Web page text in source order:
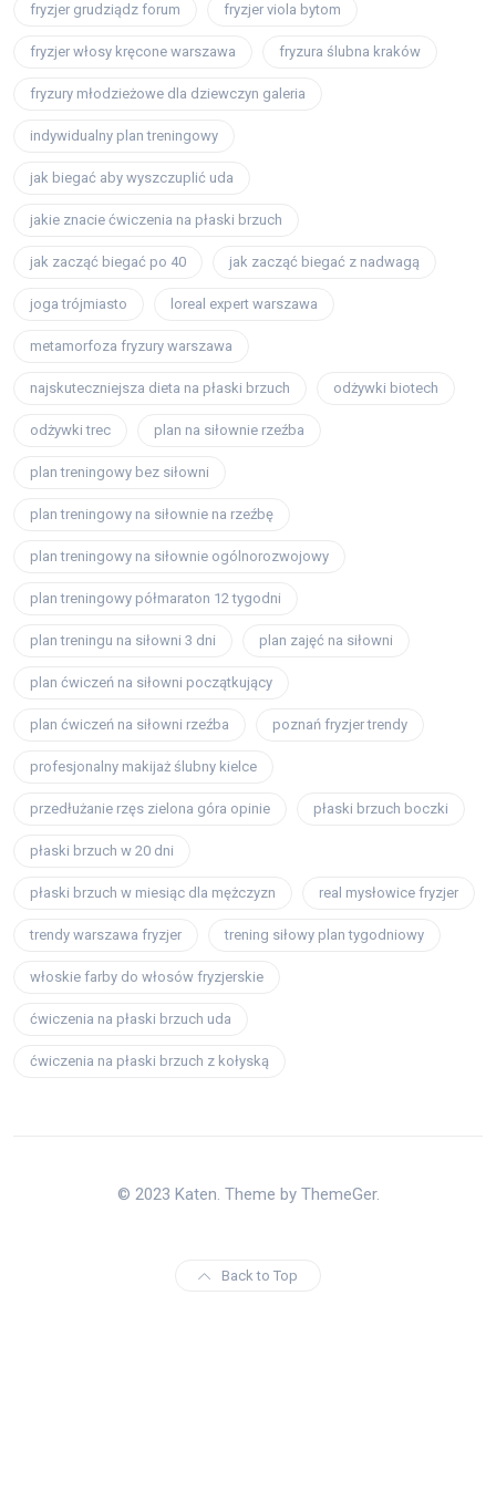
fryzjer grudziądz forum fryzjer viola bytom
fryzjer włosy kręcone warszawa fryzura ślubna kraków
fryzury młodzieżowe dla dziewczyn galeria
indywidualny plan treningowy
jak biegać aby wyszczuplić uda
jakie znacie ćwiczenia na płaski brzuch
jak zacząć biegać po 40 jak zacząć biegać z nadwagą
joga trójmiasto loreal expert warszawa
metamorfoza fryzury warszawa
najskuteczniejsza dieta na płaski brzuch odżywki biotech
odżywki trec plan na siłownie rzeźba
plan treningowy bez siłowni
plan treningowy na siłownie na rzeźbę
plan treningowy na siłownie ogólnorozwojowy
plan treningowy półmaraton 12 tygodni
plan treningu na siłowni 3 dni plan zajęć na siłowni
plan ćwiczeń na siłowni początkujący
plan ćwiczeń na siłowni rzeźba poznań fryzjer trendy
profesjonalny makijaż ślubny kielce
przedłużanie rzęs zielona góra opinie płaski brzuch boczki
płaski brzuch w 20 dni
płaski brzuch w miesiąc dla mężczyzn real mysłowice fryzjer
trendy warszawa fryzjer trening siłowy plan tygodniowy
włoskie farby do włosów fryzjerskie
ćwiczenia na płaski brzuch uda
ćwiczenia na płaski brzuch z kołyską
© 2023 Katen. Theme by ThemeGer.
Back to Top